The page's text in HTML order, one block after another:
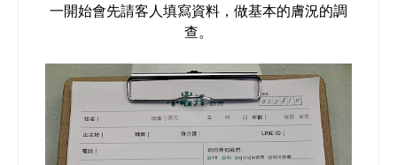
一開始會先請客人填寫資料，做基本的膚況的調
查。